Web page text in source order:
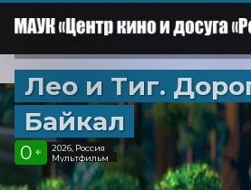
Лео и Тиг.
Байкал
0 +
2026, Россия
Мультфильм